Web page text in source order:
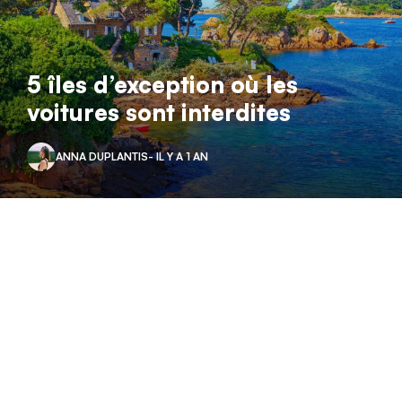
5 îles d’exception où les
voitures sont interdites
ANNA DUPLANTIS- IL Y A 1 AN